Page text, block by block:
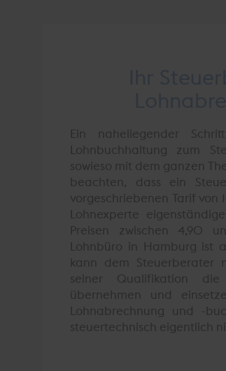
Ihr
Ein naheliegender
Lohnbuchhaltung zum
sowieso mit dem ganzen
beachten, dass ein
vorgeschriebenen Tarif von
Lohnexperte
Preisen zwischen 4,90
Lohnbüro in Hamburg ist
kann dem Steuerberater
seiner Qualifikation
übernehmen und
Lohnabrechnung und -
steuertechnisch eigentlich